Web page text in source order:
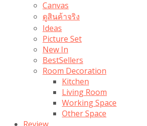
Canvas
ดูสินค้าจริง
Ideas
Picture Set
New In
BestSellers
Room Decoration
Kitchen
Living Room
Working Space
Other Space
Review